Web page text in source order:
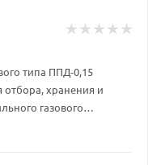
типа ППД-0,15
хранения и
газового
(СТО Газпром 5.5